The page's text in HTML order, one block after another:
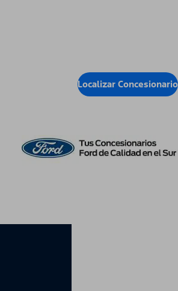
Localizar Concesionario